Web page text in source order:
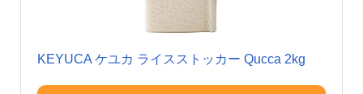
KEYUCA ケユカ ライスストッカー Qucca 2kg